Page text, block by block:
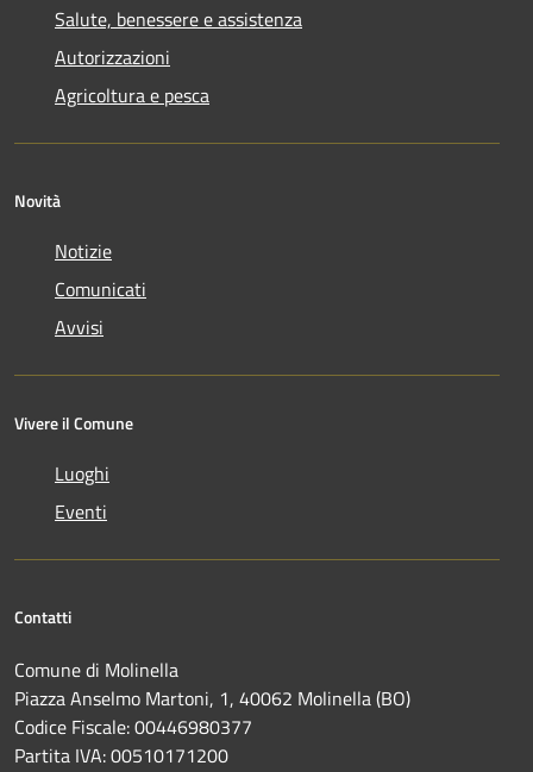
Salute, benessere e assistenza
Autorizzazioni
Agricoltura e pesca
Novità
Notizie
Comunicati
Avvisi
Vivere il Comune
Luoghi
Eventi
Contatti
Comune di Molinella
Piazza Anselmo Martoni, 1, 40062 Molinella (BO)
Codice Fiscale: 00446980377
Partita IVA: 00510171200